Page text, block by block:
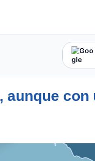
aunque con